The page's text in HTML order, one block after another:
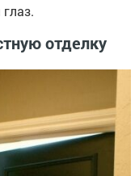
отделку